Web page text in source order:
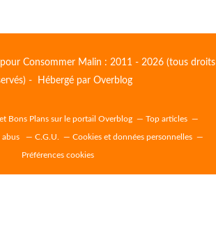
Consommer Malin : 2011 - 2026 (tous droits
- Hébergé par Overblog
Bons Plans sur le portail Overblog Top articles
abus C.G.U. Cookies et données personnelles
Préférences cookies